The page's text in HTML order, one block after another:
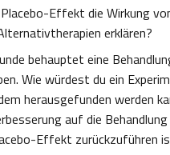
Effekt die Wirkung
erklären?
behauptet eine
Wie würdest du ein
herausgefunden werden
auf die
Effekt zurückzuführen